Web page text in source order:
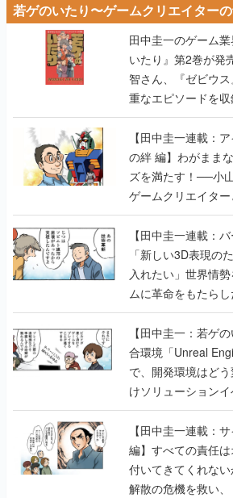
若ゲのいたり〜ゲームクリエイター
田中圭一のゲーム
いたり』第2巻が発
智さん、『ゼビウ
重なエピソードを
【田中圭一連載：ア
の絆 編】わがまま
ズを満たす！──小
ゲームクリエイタ
【若ゲのいたり最
【田中圭一連載：
「新しい3D表現の
入れたい」世界情
ムに革命をもたら
のいたり】
【田中圭一：若ゲ
合環境「Unreal
で、開発環境はど
けソリューション
に行って、より理
【田中圭一連載：
編】すべての責任は
付いてきてくれな
解散の危機を救い